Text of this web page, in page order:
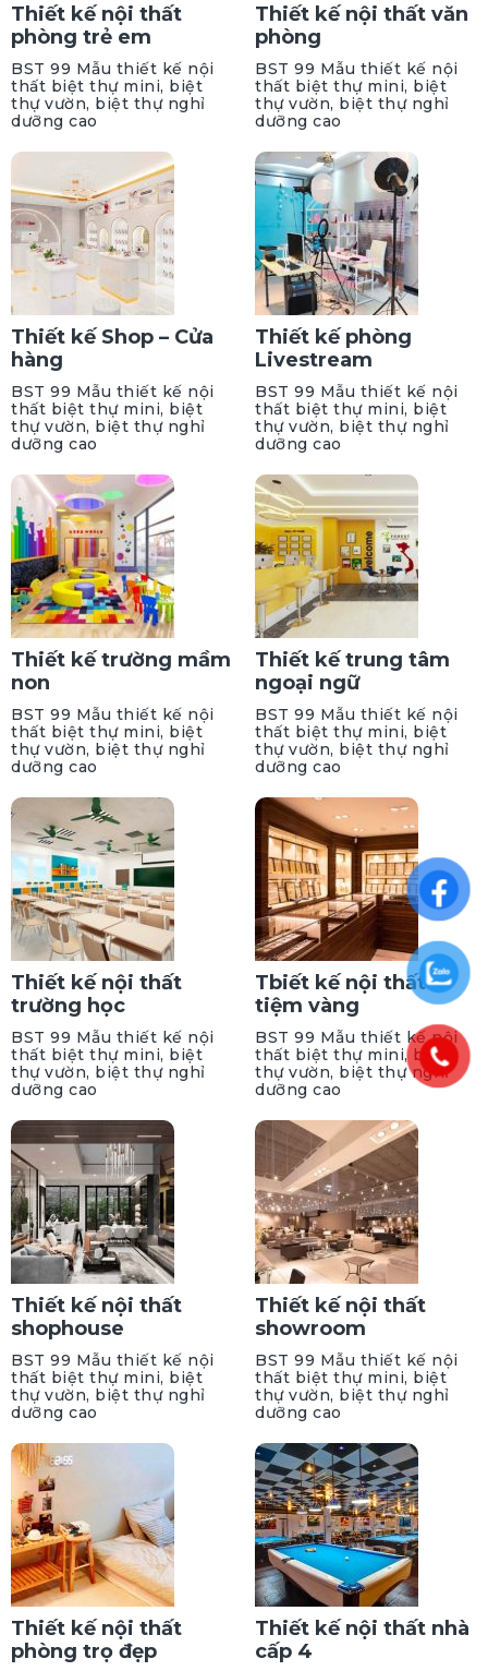
Thiết kế nội thất
phòng trẻ em
BST 99 Mẫu thiết kế nội
thất biệt thự mini, biệt
thự vườn, biệt thự nghỉ
dưỡng cao
Thiết kế nội thất văn
phòng
BST 99 Mẫu thiết kế nội
thất biệt thự mini, biệt
thự vườn, biệt thự nghỉ
dưỡng cao
Thiết kế Shop – Cửa
hàng
BST 99 Mẫu thiết kế nội
thất biệt thự mini, biệt
thự vườn, biệt thự nghỉ
dưỡng cao
Thiết kế phòng
Livestream
BST 99 Mẫu thiết kế nội
thất biệt thự mini, biệt
thự vườn, biệt thự nghỉ
dưỡng cao
Thiết kế trường mầm
non
BST 99 Mẫu thiết kế nội
thất biệt thự mini, biệt
thự vườn, biệt thự nghỉ
dưỡng cao
Thiết kế trung tâm
ngoại ngữ
BST 99 Mẫu thiết kế nội
thất biệt thự mini, biệt
thự vườn, biệt thự nghỉ
dưỡng cao
Thiết kế nội thất
trường học
BST 99 Mẫu thiết kế nội
thất biệt thự mini, biệt
thự vườn, biệt thự nghỉ
dưỡng cao
Tbiết kế nội thất
tiệm vàng
BST 99 Mẫu thiết kế nội
thất biệt thự mini, biệt
thự vườn, biệt thự nghỉ
dưỡng cao
Thiết kế nội thất
shophouse
BST 99 Mẫu thiết kế nội
thất biệt thự mini, biệt
thự vườn, biệt thự nghỉ
dưỡng cao
Thiết kế nội thất
showroom
BST 99 Mẫu thiết kế nội
thất biệt thự mini, biệt
thự vườn, biệt thự nghỉ
dưỡng cao
Thiết kế nội thất
phòng trọ đẹp
Thiết kế nội thất nhà
cấp 4